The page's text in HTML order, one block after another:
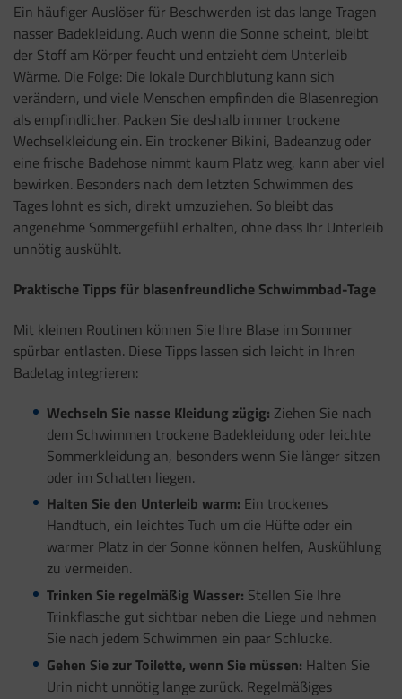
Ein häufiger Auslöser für Beschwerden ist das lange Tragen
nasser Badekleidung. Auch wenn die Sonne scheint, bleibt
der Stoff am Körper feucht und entzieht dem Unterleib
Wärme. Die Folge: Die lokale Durchblutung kann sich
verändern, und viele Menschen empfinden die Blasenregion
als empfindlicher. Packen Sie deshalb immer trockene
Wechselkleidung ein. Ein trockener Bikini, Badeanzug oder
eine frische Badehose nimmt kaum Platz weg, kann aber viel
bewirken. Besonders nach dem letzten Schwimmen des
Tages lohnt es sich, direkt umzuziehen. So bleibt das
angenehme Sommergefühl erhalten, ohne dass Ihr Unterleib
unnötig auskühlt.
Praktische Tipps für blasenfreundliche Schwimmbad-Tage
Mit kleinen Routinen können Sie Ihre Blase im Sommer
spürbar entlasten. Diese Tipps lassen sich leicht in Ihren
Badetag integrieren:
Wechseln Sie nasse Kleidung zügig: Ziehen Sie nach
dem Schwimmen trockene Badekleidung oder leichte
Sommerkleidung an, besonders wenn Sie länger sitzen
oder im Schatten liegen.
Halten Sie den Unterleib warm: Ein trockenes
Handtuch, ein leichtes Tuch um die Hüfte oder ein
warmer Platz in der Sonne können helfen, Auskühlung
zu vermeiden.
Trinken Sie regelmäßig Wasser: Stellen Sie Ihre
Trinkflasche gut sichtbar neben die Liege und nehmen
Sie nach jedem Schwimmen ein paar Schlucke.
Gehen Sie zur Toilette, wenn Sie müssen: Halten Sie
Urin nicht unnötig lange zurück. Regelmäßiges